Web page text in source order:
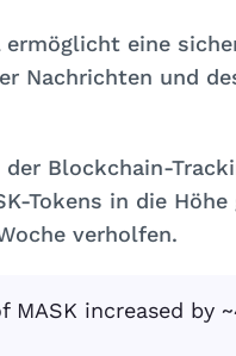
eine
Nachrichten und
der Blockchain-
Tokens in die
verholfen.
MASK increased by